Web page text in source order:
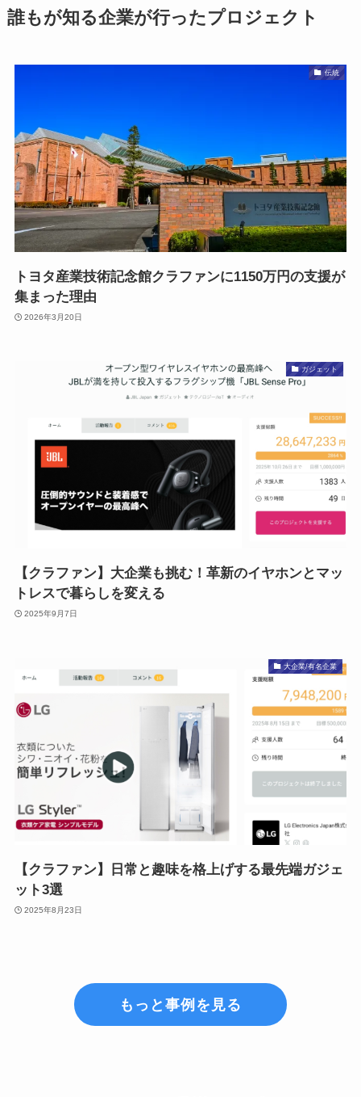
誰もが知る企業が行ったプロジェクト
伝統
トヨタ産業技術記念館クラファンに1150万円の支援が
集まった理由
2026年3月20日
ガジェット
【クラファン】大企業も挑む！革新のイヤホンとマッ
トレスで暮らしを変える
2025年9月7日
大企業/有名企業
【クラファン】日常と趣味を格上げする最先端ガジェ
ット3選
2025年8月23日
もっと事例を見る